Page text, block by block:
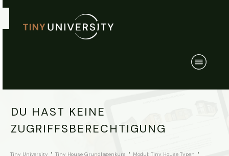
DU HAST KEINE
ZUGRIFFSBERECHTIGUNG
Tiny University Tiny House Grundlagenkurs Modul: Tiny House Typen